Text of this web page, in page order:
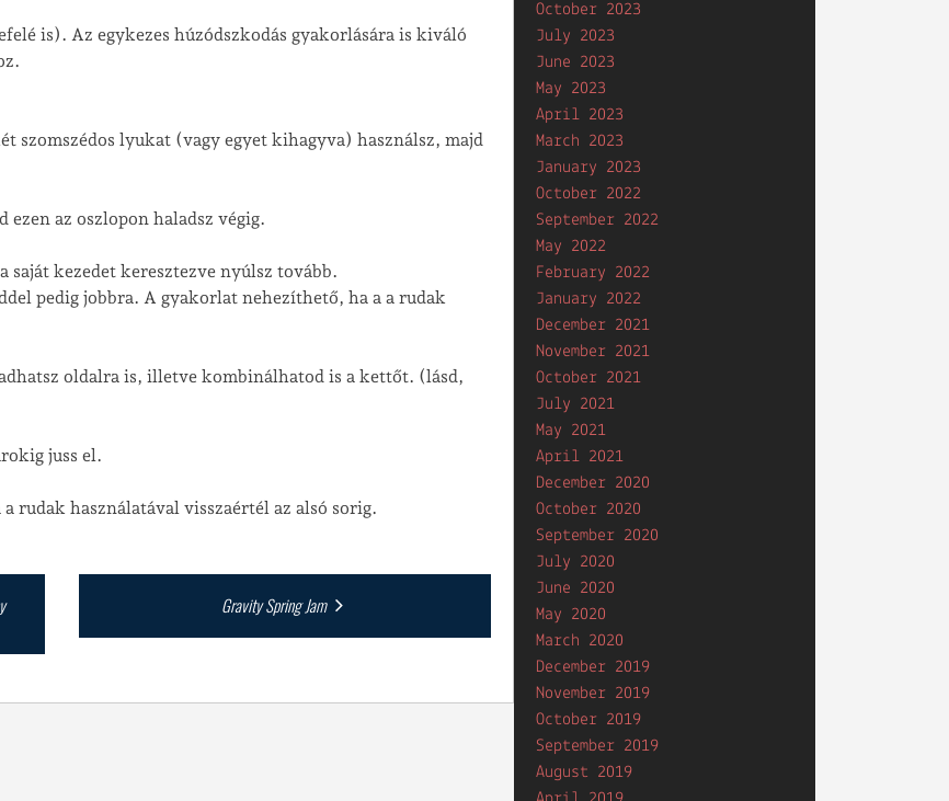
is). Az egykezes húzódszkodás gyakorlására is kiváló
szomszédos lyukat (vagy egyet kihagyva) használsz, majd
az oszlopon haladsz végig.
saját kezedet keresztezve nyúlsz tovább.
pedig jobbra. A gyakorlat nehezíthető, ha a a rudak
oldalra is, illetve kombinálhatod is a kettőt. (lásd,
juss el.
rudak használatával visszaértél az alsó sorig.
Gravity Spring Jam
October 2023
July 2023
June 2023
May 2023
April 2023
March 2023
January 2023
October 2022
September 2022
May 2022
February 2022
January 2022
December 2021
November 2021
October 2021
July 2021
May 2021
April 2021
December 2020
October 2020
September 2020
July 2020
June 2020
May 2020
March 2020
December 2019
November 2019
October 2019
September 2019
August 2019